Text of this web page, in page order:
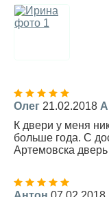
Олег 21.02.2018
К двери у меня
больше года. С
Артемовска